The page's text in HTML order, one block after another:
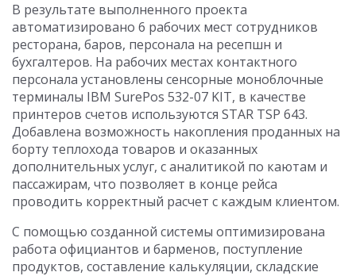
В результате выполненного проекта
автоматизировано 6 рабочих мест сотрудников
ресторана, баров, персонала на ресепшн и
бухгалтеров. На рабочих местах контактного
персонала установлены сенсорные моноблочные
терминалы IBM SurePos 532-07 KIT, в качестве
принтеров счетов используются STAR TSP 643.
Добавлена возможность накопления проданных на
борту теплохода товаров и оказанных
дополнительных услуг, с аналитикой по каютам и
пассажирам, что позволяет в конце рейса
проводить корректный расчет с каждым клиентом.
С помощью созданной системы оптимизирована
работа официантов и барменов, поступление
продуктов, составление калькуляции, складские